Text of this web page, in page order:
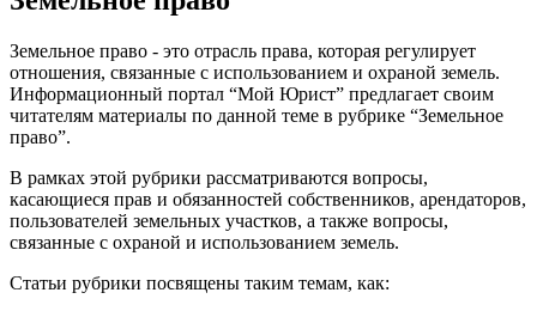
Земельное право - это отрасль права, которая регулирует
отношения, связанные с использованием и охраной земель.
Информационный портал “Мой Юрист” предлагает своим
читателям материалы по данной теме в рубрике “Земельное
право”.
В рамках этой рубрики рассматриваются вопросы,
касающиеся прав и обязанностей собственников, арендаторов,
пользователей земельных участков, а также вопросы,
связанные с охраной и использованием земель.
Статьи рубрики посвящены таким темам, как: